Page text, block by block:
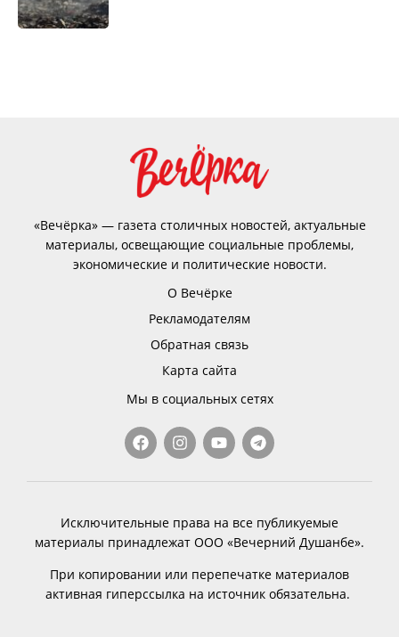
«Вечёрка» — газета столичных новостей, актуальные
материалы, освещающие социальные проблемы,
экономические и политические новости.
О Вечёрке
Рекламодателям
Обратная связь
Карта сайта
Мы в социальных сетях
Исключительные права на все публикуемые
материалы принадлежат ООО «Вечерний Душанбе».
При копировании или перепечатке материалов
активная гиперссылка на источник обязательна.